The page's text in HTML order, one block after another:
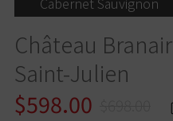
Château
Saint-Julien
$598.00